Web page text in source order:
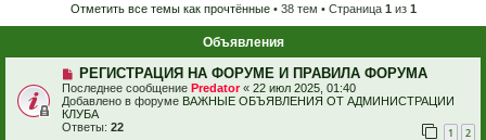
Отметить все темы как прочтённые• 38 тем • Страница 1 из 1
Объявления
РЕГИСТРАЦИЯ НА ФОРУМЕ И ПРАВИЛА ФОРУМА
Последнее сообщение Predator« 22 июл 2025, 01:40
Добавлено в форуме ВАЖНЫЕ ОБЪЯВЛЕНИЯ ОТ АДМИНИСТРАЦИИ
КЛУБА
Ответы: 22 1 2